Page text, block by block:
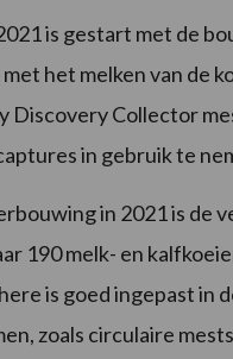
is gestart met de
het melken van de
Discovery Collector
in gebruik te
in 2021 is de
190 melk- en
is goed ingepast in
zoals circulaire